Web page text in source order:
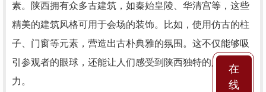
素。陕西拥有众多古建筑，如秦始皇陵、华清宫等，这些
精美的建筑风格可用于会场的装饰。比如，使用仿古的柱
子、门窗等元素，营造出古朴典雅的氛围。这不仅能够吸
引参观者的眼球，还能让人们感受到陕西独特的历史魅
力。
在
线